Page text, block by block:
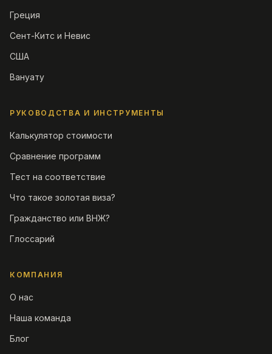
Греция
Сент-Китс и Невис
США
Вануату
РУКОВОДСТВА И ИНСТРУМЕНТЫ
Калькулятор стоимости
Сравнение программ
Тест на соответствие
Что такое золотая виза?
Гражданство или ВНЖ?
Глоссарий
КОМПАНИЯ
О нас
Наша команда
Блог